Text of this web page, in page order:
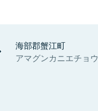
海部郡蟹江町
アマグンカニエチョウ